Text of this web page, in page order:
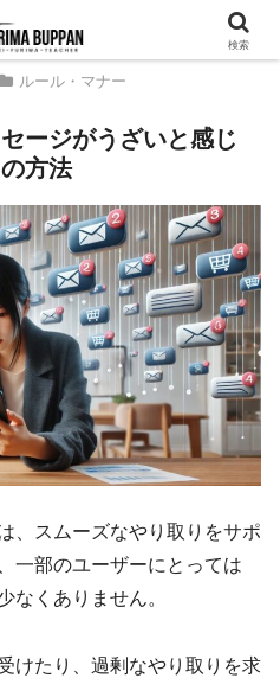
ルール・マナー
ージがうざいと感じ
方法
、スムーズなやり取りをサポ
一部のユーザーにとっては
なくありません。
けたり、過剰なやり取りを求
検索